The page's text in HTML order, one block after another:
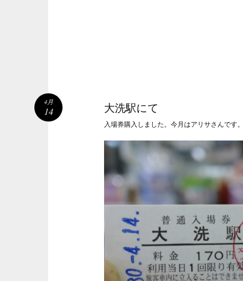
大洗駅にて
入場券購入しました。今月はアリサさんです。
4月
14